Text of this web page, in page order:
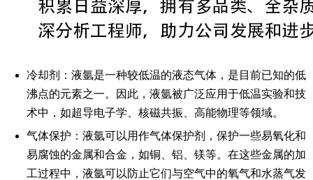
冷却剂
：液氩是一种较低温的液态气体，是目前已知的低
沸点的元素之一。因此，液氩被广泛应用于低温实验和技
术中，如超导电子学、核磁共振、高能物理等领域。
气体保护 ：液氩可以用作气体保护剂，保护一些易氧化和
易腐蚀的金属和合金，如铜、铝、镁等。在这些金属的加
工过程中，液氩可以防止它们与空气中的氧气和水蒸气发